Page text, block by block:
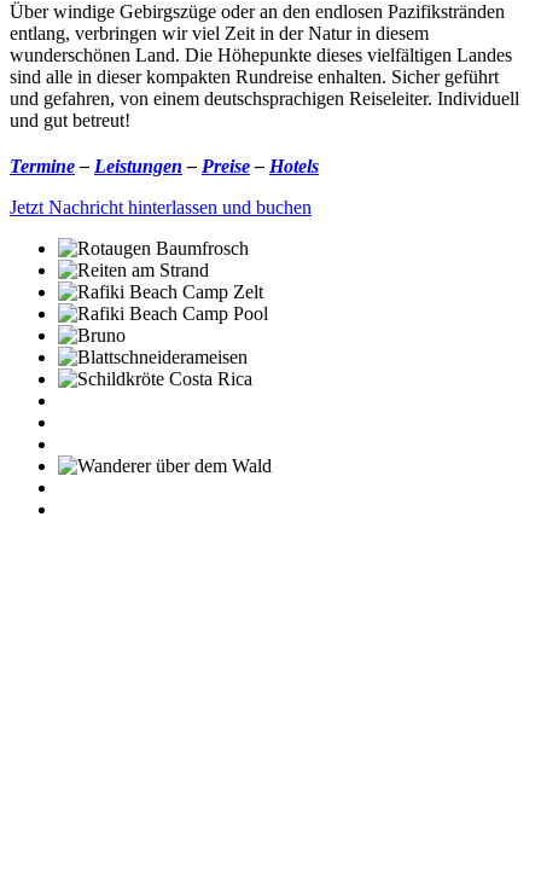
Über windige Gebirgszüge oder an den endlosen Pazifikstränden
entlang, verbringen wir viel Zeit in der Natur in diesem
wunderschönen Land. Die Höhepunkte dieses vielfältigen Landes
sind alle in dieser kompakten Rundreise enhalten. Sicher geführt
und gefahren, von einem deutschsprachigen Reiseleiter. Individuell
und gut betreut!
Termine– Leistungen – Preise– Hotels
Jetzt Nachricht hinterlassen und buchen